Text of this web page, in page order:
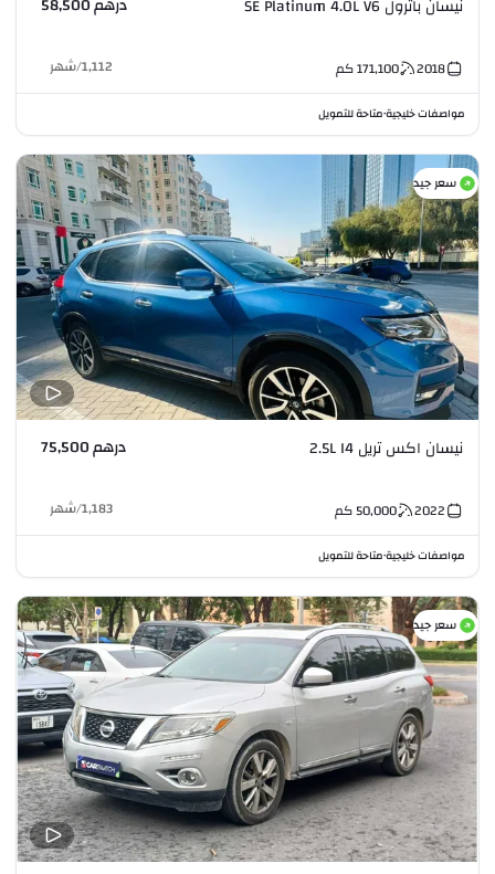
نيسان باترول SE Platinum 4.0L V6 درهم 58,500
2018
171,100كم 1,112
/شهر
مواصفات خليجية•متاحة للتمويل
سعر جيد
نيسان اكس تريل 2.5L I4 درهم 75,500
2022
50,000كم 1,183
/شهر
مواصفات خليجية•متاحة للتمويل
سعر جيد